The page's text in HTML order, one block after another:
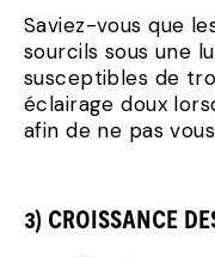
Saviez-vous que
sourcils sous une
susceptibles de
éclairage doux
afin de ne pas
3) CROISSANCE